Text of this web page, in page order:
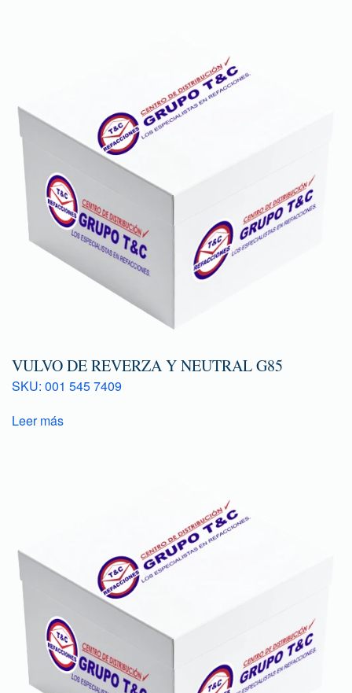
VULVO DE REVERZA Y NEUTRAL G85
SKU: 001 545 7409
Leer más